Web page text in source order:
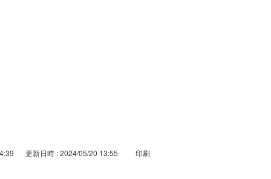
更新日時 : 2024/05/20 13:55 印刷